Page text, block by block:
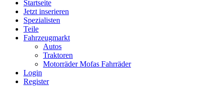
Startseite
Jetzt inserieren
Spezialisten
Teile
Fahrzeugmarkt
Autos
Traktoren
Motorräder Mofas Fahrräder
Login
Register